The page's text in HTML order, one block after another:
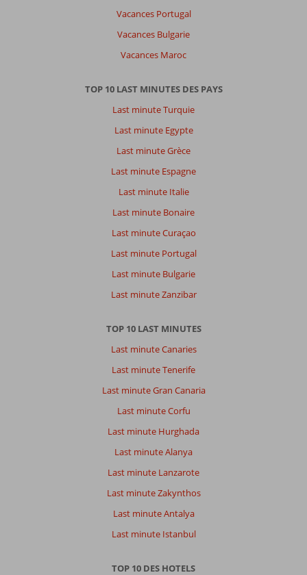
Vacances Portugal
Vacances Bulgarie
Vacances Maroc
TOP 10 LAST MINUTES DES PAYS
Last minute Turquie
Last minute Egypte
Last minute Grèce
Last minute Espagne
Last minute Italie
Last minute Bonaire
Last minute Curaçao
Last minute Portugal
Last minute Bulgarie
Last minute Zanzibar
TOP 10 LAST MINUTES
Last minute Canaries
Last minute Tenerife
Last minute Gran Canaria
Last minute Corfu
Last minute Hurghada
Last minute Alanya
Last minute Lanzarote
Last minute Zakynthos
Last minute Antalya
Last minute Istanbul
TOP 10 DES HOTELS